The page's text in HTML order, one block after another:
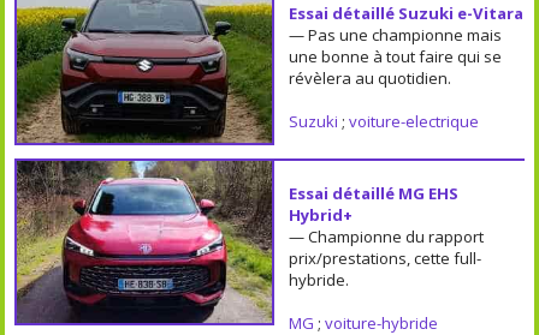
Essai détaillé Suzuki e-Vitara
— Pas une championne mais
une bonne à tout faire qui se
révèlera au quotidien.
Suzuki ; voiture-electrique
Essai détaillé MG EHS
Hybrid+
— Championne du rapport
prix/prestations, cette full-
hybride.
MG ; voiture-hybride